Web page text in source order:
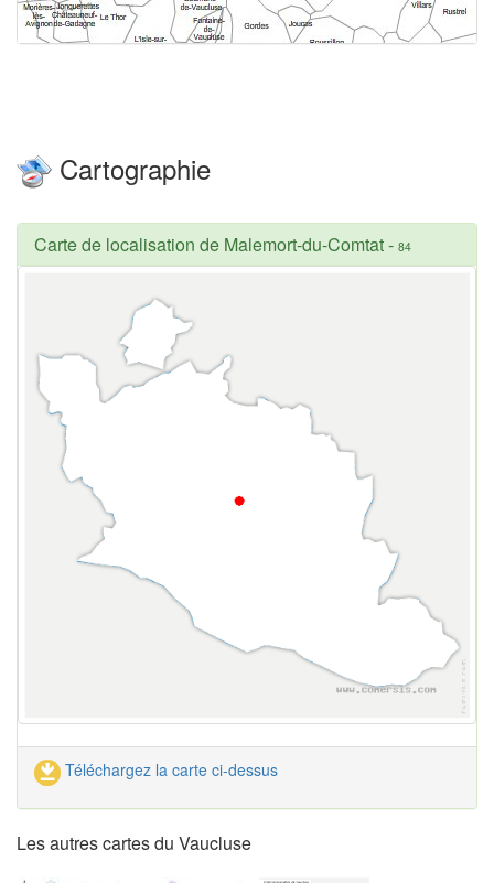
Cartographie
Carte de localisation de Malemort-du-Comtat- 84
Téléchargez la carte ci-dessus
Les autres cartes du Vaucluse